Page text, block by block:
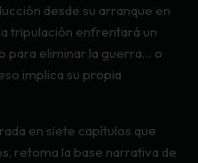
desde su arranque en
tripulación enfrentará un
para eliminar la guerra… o
implica su propia
en siete capítulos que
retoma la base narrativa de